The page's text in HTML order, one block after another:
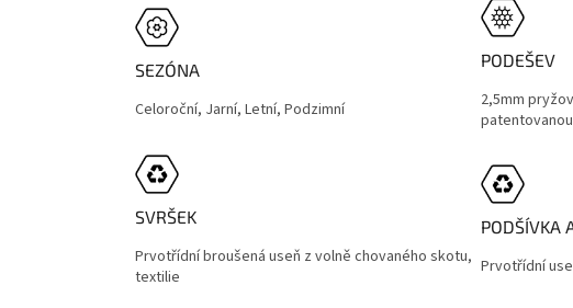
SEZÓNA
Celoroční, Jarní, Letní, Podzimní
PODEŠEV
2,5mm
SVRŠEK
Prvotřídní broušená useň z volně chovaného skotu,
textilie
PODŠÍVKA
Prvotřídní